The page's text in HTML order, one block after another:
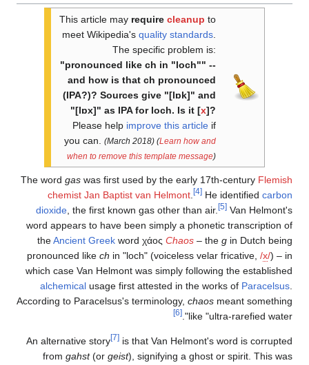
This article may require cleanup to
meet Wikipedia's quality standards.
The specific problem is:
"pronounced like ch in "loch"" --
and how is that ch pronounced
(IPA?)? Sources give "[lɒk]" and
"[lɒx]" as IPA for loch. Is it [x]?
Please help improve this article if
you can. (March 2018) (Learn how and
when to remove this template message)
The word gas was first used by the early 17th-century Flemish
chemist Jan Baptist van Helmont. [4] He identified carbon
dioxide, the first known gas other than air. [5] Van Helmont's
word appears to have been simply a phonetic transcription of
theAncient Greek word χάος Chaos – the g in Dutch being
pronounced like ch in "loch" (voiceless velar fricative, /x/) – in
which case Van Helmont was simply following the established
alchemical usage first attested in the works of Paracelsus.
According to Paracelsus's terminology, chaos meant something
like "ultra-rarefied water".
[6]
An alternative story [7] is that Van Helmont's word is corrupted
from gahst(or geist), signifying a ghost or spirit. This was